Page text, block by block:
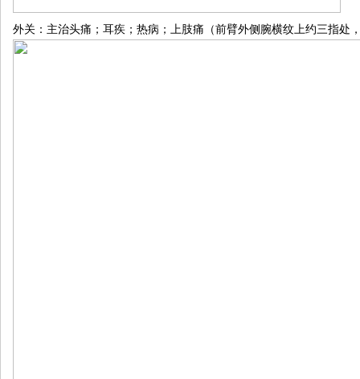
外关：主治头痛；耳疾；热病；上肢痛（前臂外侧腕横纹上约三指处